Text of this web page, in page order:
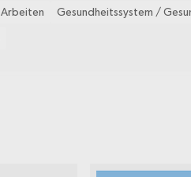
Arbeiten Gesundheitssystem /